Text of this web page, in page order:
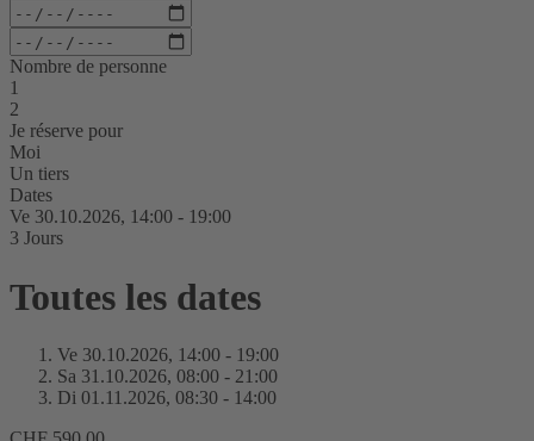
Nombre de personne
1
2
Je réserve pour
Moi
Un tiers
Dates
Ve 30.10.2026, 14:00 - 19:00
3 Jours
Toutes les dates
Ve 30.10.2026, 14:00 - 19:00
Sa 31.10.2026, 08:00 - 21:00
Di 01.11.2026, 08:30 - 14:00